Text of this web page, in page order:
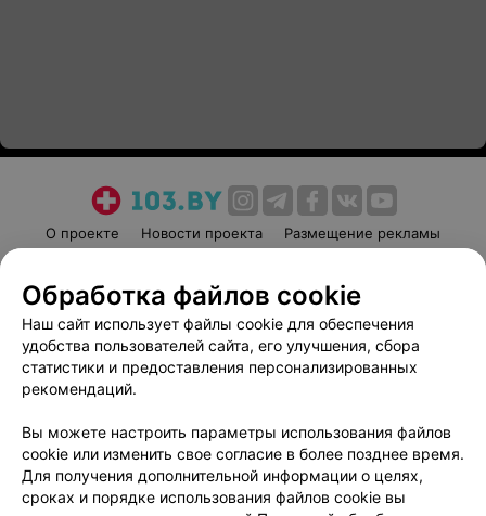
О проекте Новости проекта
Размещение рекламы
Пользовательское соглашение
Способы оплаты
Вакансии
Партнеры
Написать руководителю 103.by
Обработка персональных данных
Обработка файлов cookie
Наш сайт использует файлы cookie для обеспечения
удобства пользователей сайта, его улучшения, сбора
статистики и предоставления персонализированных
рекомендаций.
Вы можете настроить параметры использования файлов
cookie или изменить свое согласие в более позднее время.
Для получения дополнительной информации о целях,
сроках и порядке использования файлов cookie вы